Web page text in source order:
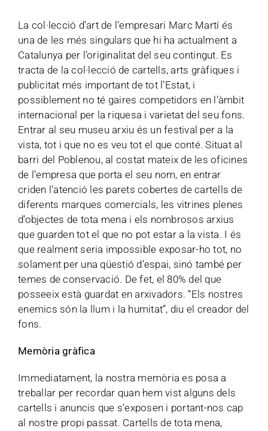
La col·lecció d’art de l’empresari Marc Martí és
una de les més singulars que hi ha actualment a
Catalunya per l’originalitat del seu contingut. Es
tracta de la col·lecció de cartells, arts gràfiques i
publicitat més important de tot l’Estat, i
possiblement no té gaires competidors en l’àmbit
internacional per la riquesa i varietat del seu fons.
Entrar al seu museu arxiu és un festival per a la
vista, tot i que no es veu tot el que conté. Situat al
barri del Poblenou, al costat mateix de les oficines
de l’empresa que porta el seu nom, en entrar
criden l’atenció les parets cobertes de cartells de
diferents marques comercials, les vitrines plenes
d’objectes de tota mena i els nombrosos arxius
que guarden tot el que no pot estar a la vista. I és
que realment seria impossible exposar-ho tot, no
solament per una qüestió d’espai, sinó també per
temes de conservació. De fet, el 80% del que
posseeix està guardat en arxivadors. “Els nostres
enemics són la llum i la humitat”, diu el creador del
fons.
Memòria gràfica
Immediatament, la nostra memòria es posa a
treballar per recordar quan hem vist alguns dels
cartells i anuncis que s’exposen i portant-nos cap
al nostre propi passat. Cartells de tota mena,